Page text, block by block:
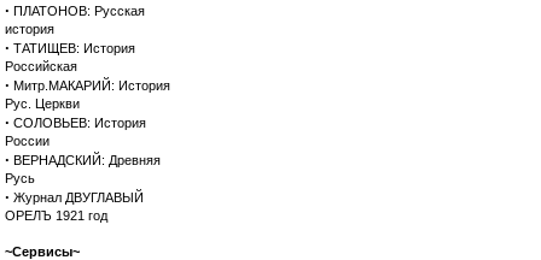
· ПЛАТОНОВ: Русская
история
· ТАТИЩЕВ: История
Российская
· Митр.МАКАРИЙ: История
Рус. Церкви
· СОЛОВЬЕВ: История
России
· ВЕРНАДСКИЙ: Древняя
Русь
· Журнал ДВУГЛАВЫЙ
ОРЕЛЪ 1921 год
~Сервисы~